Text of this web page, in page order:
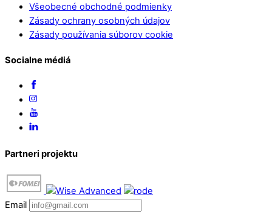
Všeobecné obchodné podmienky
Zásady ochrany osobných údajov
Zásady používania súborov cookie
Socialne médiá
Partneri projektu
Email